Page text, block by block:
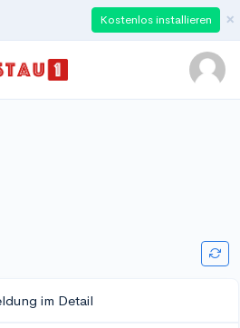
Kostenlos installieren ×
im Detail